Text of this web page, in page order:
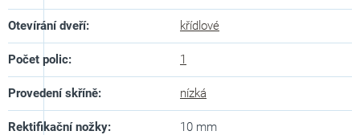
Otevírání dveří: křídlové
Počet polic: 1
Provedení skříně: nízká
Rektifikační nožky: 10 mm